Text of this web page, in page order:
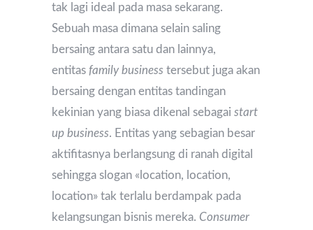
tak lagi ideal pada masa sekarang.
Sebuah masa dimana selain saling
bersaing antara satu dan lainnya,
entitas family business tersebut juga akan
bersaing dengan entitas tandingan
kekinian yang biasa dikenal sebagai start
up business. Entitas yang sebagian besar
aktifitasnya berlangsung di ranah digital
sehingga slogan «location, location,
location» tak terlalu berdampak pada
kelangsungan bisnis mereka. Consumer